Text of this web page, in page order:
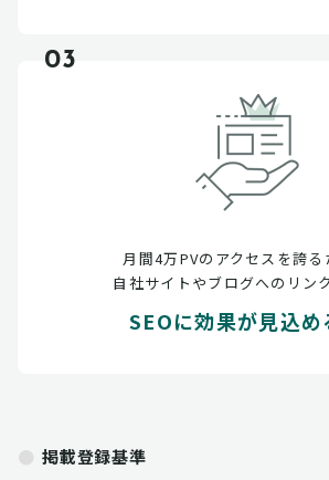
03
月間4万PVのアクセスを誇る
自社サイトやブログへのリン
SEOに効果が見込め
掲載登録基準